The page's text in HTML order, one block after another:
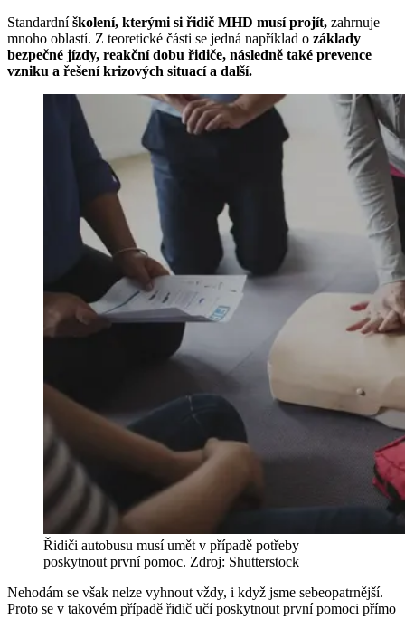
Standardníškolení, kterými si řidič MHD musí projít, zahrnuje
mnoho oblastí. Z teoretické části se jedná například o základy
bezpečné jízdy, reakční dobu řidiče, následně také prevence
vzniku a řešení krizových situací a další.
Řidiči autobusu musí umět v případě potřeby
poskytnout první pomoc. Zdroj: Shutterstock
Nehodám se však nelze vyhnout vždy, i když jsme sebeopatrnější.
Proto se v takovém případě řidič učí poskytnout první pomoci přímo